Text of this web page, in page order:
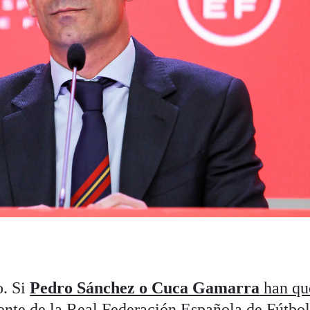
SiPedro Sánchez o Cuca Gamarra han